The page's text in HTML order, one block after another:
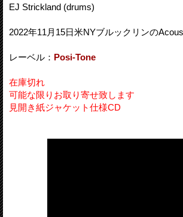
EJ Strickland (drums)
2022年11月15日米NYブルックリンの
レーベル： Posi-Tone
在庫切れ
可能な限りお取り寄せ致します
見開き紙ジャケット仕様CD